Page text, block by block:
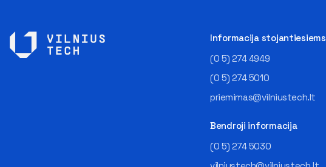
Informacija stojantiesiems
(0 5) 274 4949
(0 5) 274 5010
priemimas@vilniustech.lt
Bendroji informacija
(0 5) 274 5030